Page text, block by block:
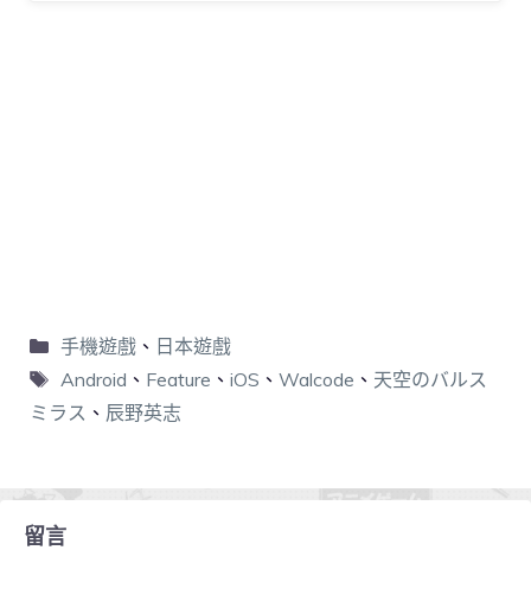
手機遊戲、 日本遊戲
Android 、 Feature 、 iOS 、 Walcode 、 天空のバルス
ミラス 、 辰野英志
留言